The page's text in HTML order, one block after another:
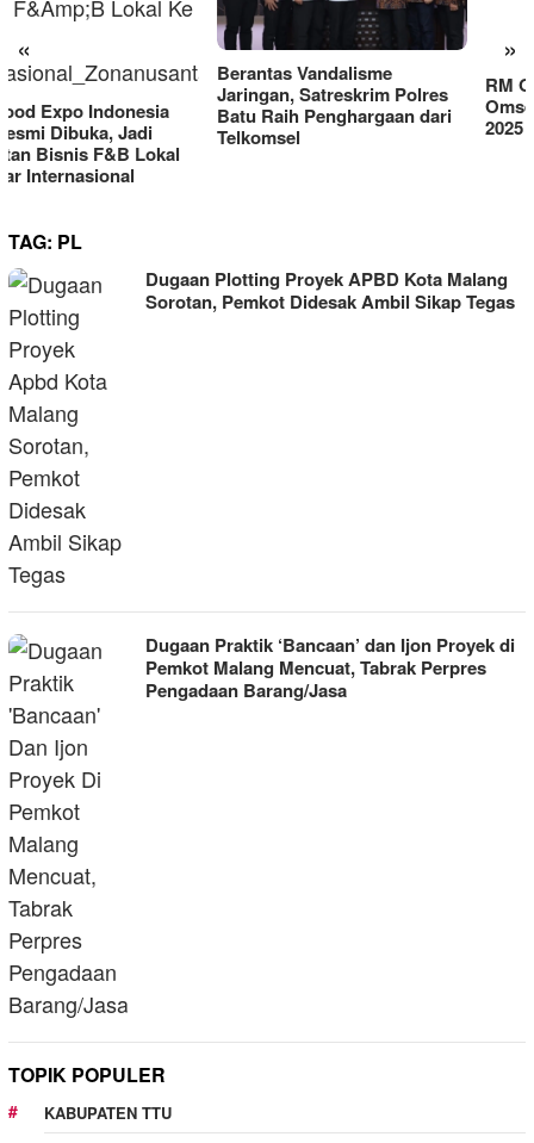
« »
Berantas Vandalisme
Jaringan, Satreskrim Polres
Batu Raih Penghargaan dari
Telkomsel
RM OG Alami Kenaikan
Omset di Porprov IX Jatim
2025
TAG: PL
Dugaan Plotting Proyek APBD Kota Malang
Sorotan, Pemkot Didesak Ambil Sikap Tegas
Dugaan Praktik ‘Bancaan’ dan Ijon Proyek di
Pemkot Malang Mencuat, Tabrak Perpres
Pengadaan Barang/Jasa
TOPIK POPULER
KABUPATEN TTU